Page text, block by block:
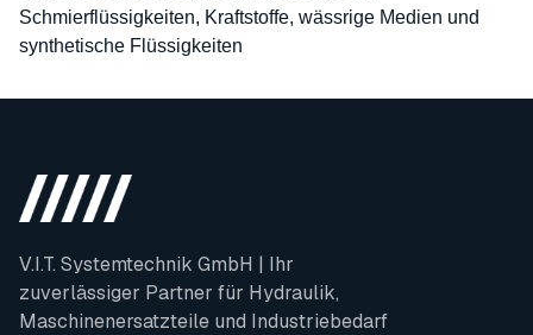
Schmierflüssigkeiten, Kraftstoffe, wässrige Medien und
synthetische Flüssigkeiten
V.I.T. Systemtechnik GmbH | Ihr
zuverlässiger Partner für Hydraulik,
Maschinenersatzteile und Industriebedarf